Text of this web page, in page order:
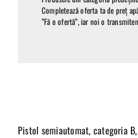
Completează oferta ta de preț
”Fă o ofertă”, iar noi o
Pistol semiautomat, categoria